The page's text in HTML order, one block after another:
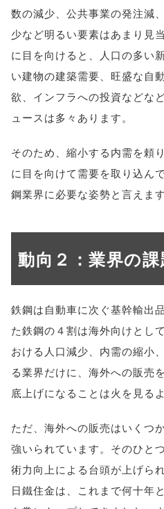
数の減少、公共事業の発注減
少など明るい要素はあまり見
に目を向けると、人口の多い
い建物の建築需要、旺盛な自
欲、インフラへの投資などな
ュースは多々あります。
そのため、縮小する内需を頼
に目を向けて需要を取り込ん
鋼業界に必要な姿勢と言えます
動向２：業界の課
鉄鋼は自動車に次ぐ基幹輸出
た鉄鋼の４割は海外向けとし
おける人口減少、内需の縮小
る業界だけに、海外への販売
底上げになることは火を見る
ただ、海外への販売はいくつ
強いられています。そのひと
術力向上による台頭が上げら
日鐵住金は、これまで何十年